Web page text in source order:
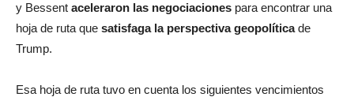
y Bessent aceleraron las negociaciones para encontrar una
hoja de ruta que satisfaga la perspectiva geopolíticade
Trump.
Esa hoja de ruta tuvo en cuenta los siguientes vencimientos